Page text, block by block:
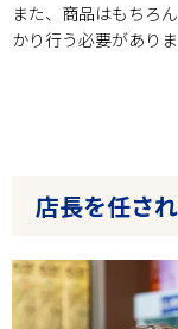
また、商品はもちろ
かり行う必要がありま
店長を任さ